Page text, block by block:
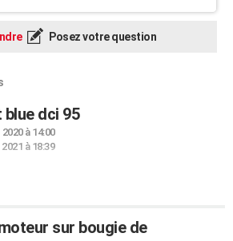
Posez votre question
dci 95
2020 à 14:00
à 18:39
sur bougie de